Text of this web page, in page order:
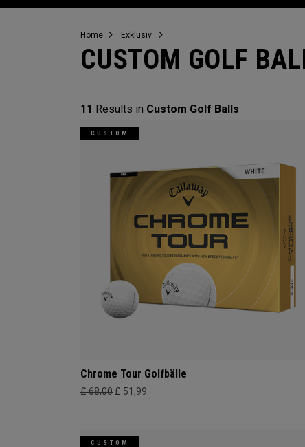
Home Exklusiv
CUSTOM GOLF
11 Results in Custom Golf Balls
CUSTOM
Chrome Tour Golfbälle
£ 68,00 £ 51,99
CUSTOM